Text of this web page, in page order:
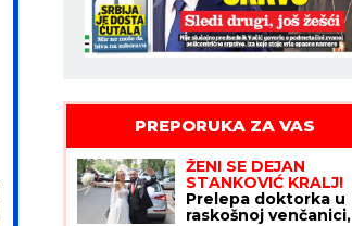
PREPORUKA ZA VAS
ŽENI SE DEJAN
STANKOVIĆ KRALJ!
Prelepa doktorka u
raskošnoj venčanici,